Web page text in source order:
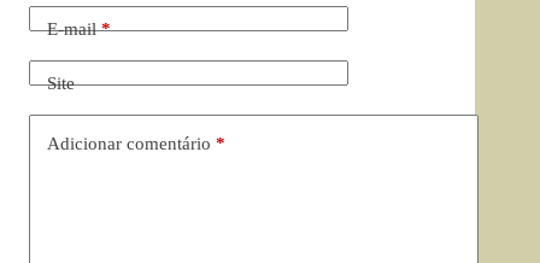
E-mail*
Site
Adicionar comentário *